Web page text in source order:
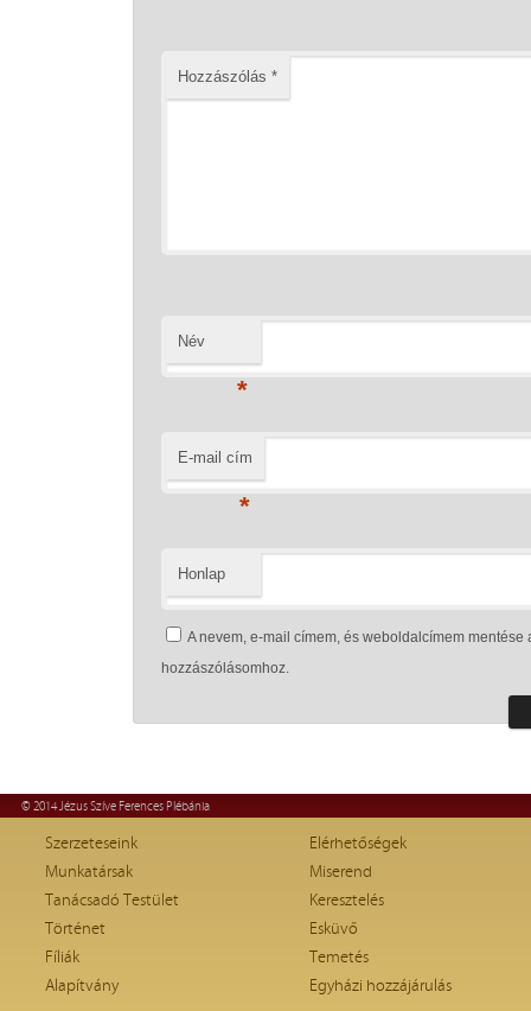
Hozzászólás *
Név
*
E-mail cím
*
Honlap
A nevem, e-mail címem, és weboldalcímem
hozzászólásomhoz.
© 2014 Jézus Szíve Ferences Plébánia
Szerzeteseink
Munkatársak
Tanácsadó Testület
Történet
Fíliák
Alapítvány
Elérhetőségek
Miserend
Keresztelés
Esküvő
Temetés
Egyházi hozzájárulás